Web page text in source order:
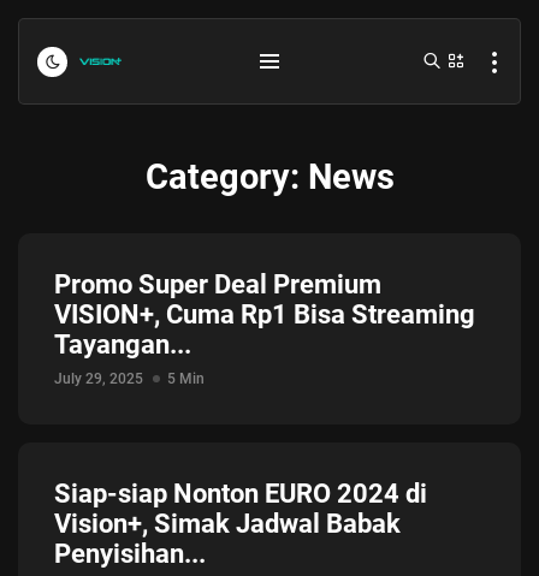
Indonesia vs Kamboja Hari Ini...
July 27, 2026
July 23, 2026
Jadwal ASEAN Hyundai Cup 2026...
Category: News
Promo Super Deal Premium
VISION+, Cuma Rp1 Bisa Streaming
Tayangan...
July 29, 2025 5 Min
Siap-siap Nonton EURO 2024 di
Vision+, Simak Jadwal Babak
Penyisihan...